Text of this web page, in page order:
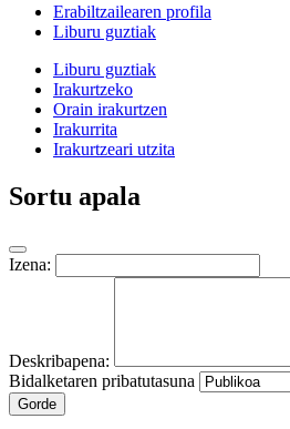
Erabiltzailearen profila
Liburu guztiak
Liburu guztiak
Irakurtzeko
Orain irakurtzen
Irakurrita
Irakurtzeari utzita
Sortu apala
Izena:
Deskribapena:
Bidalketaren pribatutasuna
Gorde